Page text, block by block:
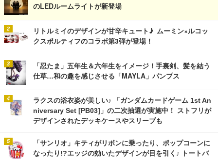
のLEDルームライトが新登場
リトルミイのデザインが甘辛キュート♪ ムーミン×ルコッ
クスポルティフのコラボ第3弾が登場！
「忍たま」五年生＆六年生をイメージ！手裏剣、髪を結う
仕草…和の趣を感じさせる「MAYLA」パンプス
ラクスの浴衣姿が美しい♪ 「ガンダムカードゲーム 1st An
niversary Set [PB03]」の二次抽選が実施中！ ストフリが
デザインされたデッキケースやスリーブも
「サンリオ」キティがリボンに乗ったり、ポップコーンに
なったり!?エッジの効いたデザインが目を引く♪ トートバ